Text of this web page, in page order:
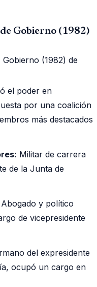
Gobierno (1982)
el poder en
por una coalición
más destacados
Militar de carrera
de la Junta de
Abogado y político
de vicepresidente
del expresidente
ocupó un cargo en